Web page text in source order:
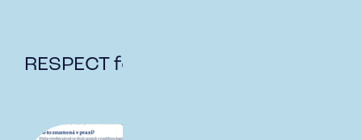
RESPECT fotoromán